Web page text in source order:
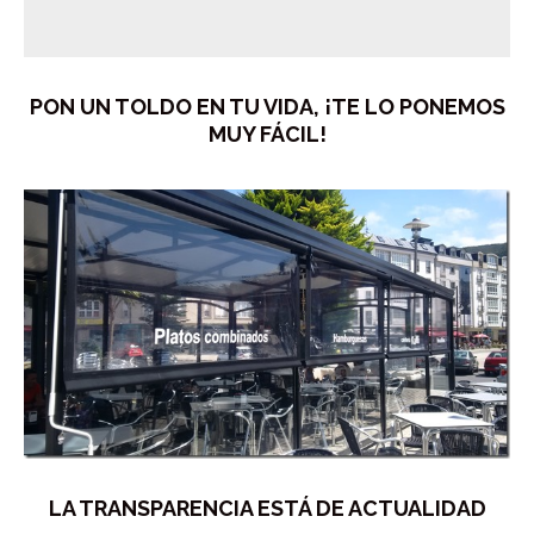
PON UN TOLDO EN TU VIDA, ¡TE LO PONEMOS
MUY FÁCIL!
LA TRANSPARENCIA ESTÁ DE ACTUALIDAD